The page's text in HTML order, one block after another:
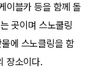
이블카 등을 함께 돌
곳이며 스노쿨링
에 스노클링을 함
장소이다.